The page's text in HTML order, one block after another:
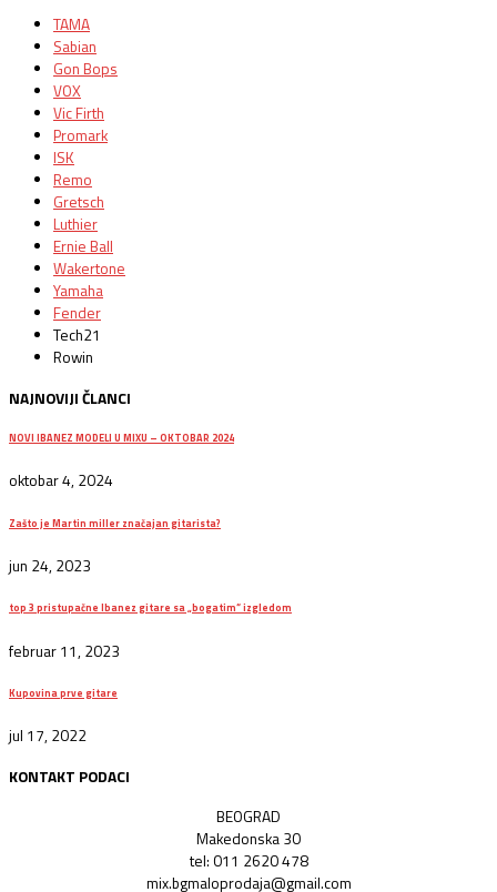
TAMA
Sabian
Gon Bops
VOX
Vic Firth
Promark
ISK
Remo
Gretsch
Luthier
Ernie Ball
Wakertone
Yamaha
Fender
Tech21
Rowin
NAJNOVIJI ČLANCI
NOVI IBANEZ MODELI U MIXU – OKTOBAR 2024
oktobar 4, 2024
Zašto je Martin miller značajan gitarista?
jun 24, 2023
top 3 pristupačne Ibanez gitare sa „bogatim“ izgledom
februar 11, 2023
Kupovina prve gitare
jul 17, 2022
KONTAKT PODACI
BEOGRAD
Makedonska 30
tel: 011 2620 478
mix.bgmaloprodaja@gmail.com